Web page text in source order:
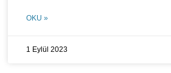
OKU »
1 Eylül 2023